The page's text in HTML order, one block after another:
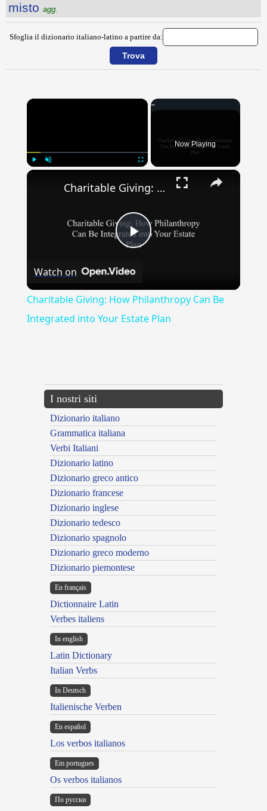
misto agg.
Sfoglia il dizionario italiano-latino a partire da:
×
Now Playing
×
Play
Charitable Giving: How Philanthropy Can Be Integrated into Your Estate Plan
Watch on
Charitable Giving: How Philanthropy Can Be
Integrated into Your Estate Plan
I nostri siti
Dizionario italiano
Grammatica italiana
Verbi Italiani
Dizionario latino
Dizionario greco antico
Dizionario francese
Dizionario inglese
Dizionario tedesco
Dizionario spagnolo
Dizionario greco moderno
Dizionario piemontese
En français
Dictionnaire Latin
Verbes italiens
In english
Latin Dictionary
Italian Verbs
In Deutsch
Italienische Verben
En español
Los verbos italianos
Em portugues
Os verbos italianos
По русски